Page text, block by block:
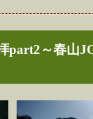
part2～春山